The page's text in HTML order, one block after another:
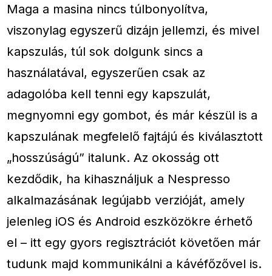
Maga a masina nincs túlbonyolítva,
viszonylag egyszerű dizájn jellemzi, és mivel
kapszulás, túl sok dolgunk sincs a
használatával, egyszerűen csak az
adagolóba kell tenni egy kapszulát,
megnyomni egy gombot, és már készül is a
kapszulának megfelelő fajtájú és kiválasztott
„hosszúságú” italunk. Az okosság ott
kezdődik, ha kihasználjuk a Nespresso
alkalmazásának legújabb verzióját, amely
jelenleg iOS és Android eszközökre érhető
el – itt egy gyors regisztrációt követően már
tudunk majd kommunikálni a kávéfőzővel is.